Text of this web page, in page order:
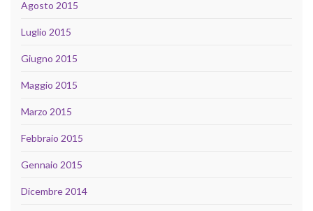
Agosto 2015
Luglio 2015
Giugno 2015
Maggio 2015
Marzo 2015
Febbraio 2015
Gennaio 2015
Dicembre 2014